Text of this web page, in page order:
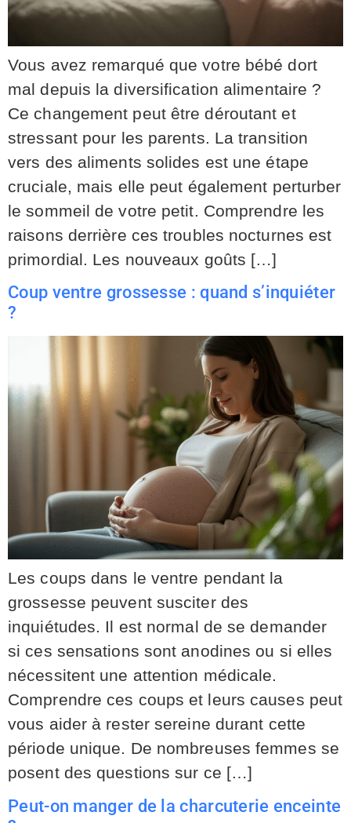
Vous avez remarqué que votre bébé dort
mal depuis la diversification alimentaire ?
Ce changement peut être déroutant et
stressant pour les parents. La transition
vers des aliments solides est une étape
cruciale, mais elle peut également perturber
le sommeil de votre petit. Comprendre les
raisons derrière ces troubles nocturnes est
primordial. Les nouveaux goûts […]
Coup ventre grossesse : quand s’inquiéter
?
Les coups dans le ventre pendant la
grossesse peuvent susciter des
inquiétudes. Il est normal de se demander
si ces sensations sont anodines ou si elles
nécessitent une attention médicale.
Comprendre ces coups et leurs causes peut
vous aider à rester sereine durant cette
période unique. De nombreuses femmes se
posent des questions sur ce […]
Peut-on manger de la charcuterie enceinte